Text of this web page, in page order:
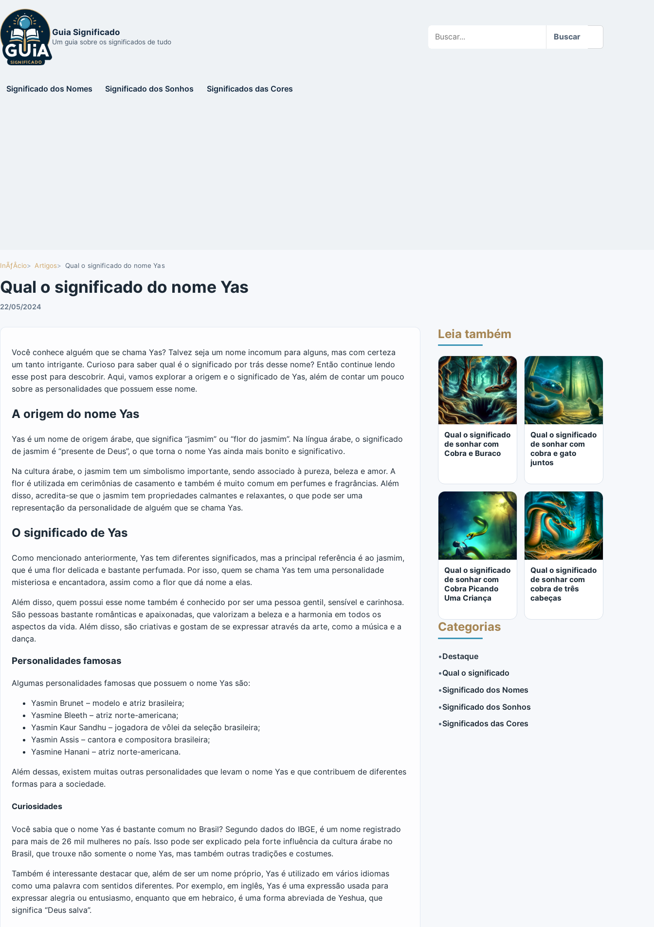
Guia Significado
Um guia sobre os significados de tudo
no
Buscar
Significado dos Nomes Significado dos Sonhos Significados das Cores
InÃƒÂ­cio Artigos Qual o significado do nome Yas
Qual o significado do nome Yas
22/05/2024
Você conhece alguém que se chama Yas? Talvez seja um nome incomum para alguns, mas com certeza
um tanto intrigante. Curioso para saber qual é o significado por trás desse nome? Então continue lendo
esse post para descobrir. Aqui, vamos explorar a origem e o significado de Yas, além de contar um pouco
sobre as personalidades que possuem esse nome.
A origem do nome Yas
Yas é um nome de origem árabe, que significa “jasmim” ou “flor do jasmim”. Na língua árabe, o significado
de jasmim é “presente de Deus”, o que torna o nome Yas ainda mais bonito e significativo.
Na cultura árabe, o jasmim tem um simbolismo importante, sendo associado à pureza, beleza e amor. A
flor é utilizada em cerimônias de casamento e também é muito comum em perfumes e fragrâncias. Além
disso, acredita-se que o jasmim tem propriedades calmantes e relaxantes, o que pode ser uma
representação da personalidade de alguém que se chama Yas.
O significado de Yas
Como mencionado anteriormente, Yas tem diferentes significados, mas a principal referência é ao jasmim,
que é uma flor delicada e bastante perfumada. Por isso, quem se chama Yas tem uma personalidade
misteriosa e encantadora, assim como a flor que dá nome a elas.
Além disso, quem possui esse nome também é conhecido por ser uma pessoa gentil, sensível e carinhosa.
São pessoas bastante românticas e apaixonadas, que valorizam a beleza e a harmonia em todos os
aspectos da vida. Além disso, são criativas e gostam de se expressar através da arte, como a música e a
dança.
Personalidades famosas
Algumas personalidades famosas que possuem o nome Yas são:
Yasmin Brunet – modelo e atriz brasileira;
Yasmine Bleeth – atriz norte-americana;
Yasmin Kaur Sandhu – jogadora de vôlei da seleção brasileira;
Yasmin Assis – cantora e compositora brasileira;
Yasmine Hanani – atriz norte-americana.
Além dessas, existem muitas outras personalidades que levam o nome Yas e que contribuem de diferentes
formas para a sociedade.
Curiosidades
Você sabia que o nome Yas é bastante comum no Brasil? Segundo dados do IBGE, é um nome registrado
para mais de 26 mil mulheres no país. Isso pode ser explicado pela forte influência da cultura árabe no
Brasil, que trouxe não somente o nome Yas, mas também outras tradições e costumes.
Também é interessante destacar que, além de ser um nome próprio, Yas é utilizado em vários idiomas
como uma palavra com sentidos diferentes. Por exemplo, em inglês, Yas é uma expressão usada para
expressar alegria ou entusiasmo, enquanto que em hebraico, é uma forma abreviada de Yeshua, que
significa “Deus salva”.
Leia também
Qual o significado
de sonhar com
Cobra e Buraco
LER MAIS
Qual o significado
de sonhar com
cobra e gato
juntos
LER MAIS
Qual o significado
de sonhar com
Cobra Picando
Uma Criança
LER MAIS
Qual o significado
de sonhar com
cobra de três
cabeças
Categorias
•Destaque
•Qual o significado
•Significado dos Nomes
•Significado dos Sonhos
•Significados das Cores